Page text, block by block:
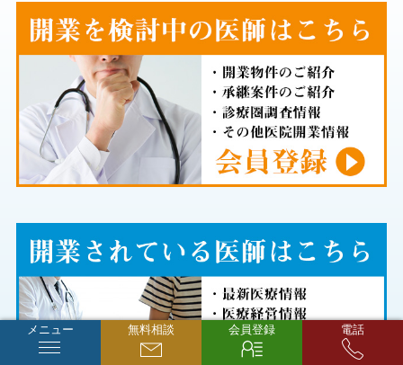
メニュー 無料相談 会員登録 電話